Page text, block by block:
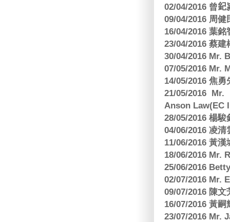
02/04/2016 曾
09/04/2016 周
16/04/2016 葉
23/04/2016 蔡
30/04/2016 Mr.
07/05/2016 Mr.
14/05/2016 焦
21/05/2016
Anson Law(EC
28/05/2016 楊
04/06/2016 凌
11/06/2016 黃
18/06/2016 Mr.
25/06/2016
02/07/2016 Mr.
09/07/2016 陳
16/07/2016 黃
23/07/2016 Mr.